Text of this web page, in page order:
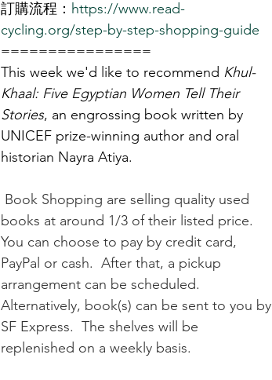
訂購流程： https://www.read-
cycling.org/step-by-step-shopping-guide
================
This week we'd like to recommend Khul-
Khaal: Five Egyptian Women Tell Their
Stories, an engrossing book written by
UNICEF prize-winning author and oral
historian Nayra Atiya.
Book Shopping are selling quality used
books at around 1/3 of their listed price.
You can choose to pay by credit card,
PayPal or cash.  After that, a pickup
arrangement can be scheduled.
Alternatively, book(s) can be sent to you by
SF Express.  The shelves will be
replenished on a weekly basis.